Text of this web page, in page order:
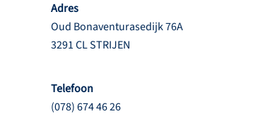
Adres
Oud Bonaventurasedijk 76A
3291 CL STRIJEN
Telefoon
(078) 674 46 26